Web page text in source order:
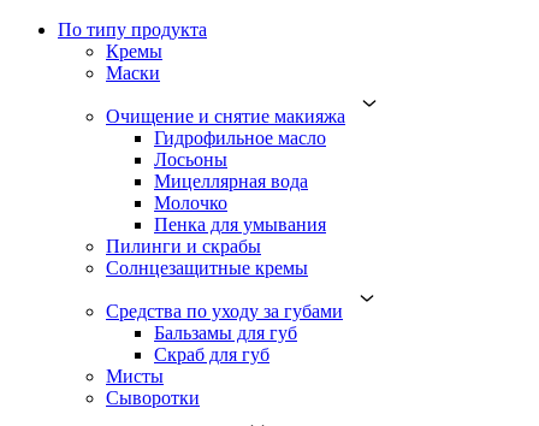
По типу продукта
Кремы
Маски
Очищение и снятие макияжа
Гидрофильное масло
Лосьоны
Мицеллярная вода
Молочко
Пенка для умывания
Пилинги и скрабы
Солнцезащитные кремы
Средства по уходу за губами
Бальзамы для губ
Скраб для губ
Мисты
Сыворотки